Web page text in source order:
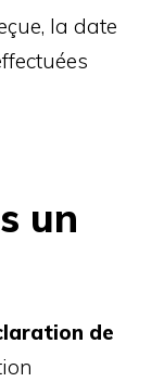
la date
un
de